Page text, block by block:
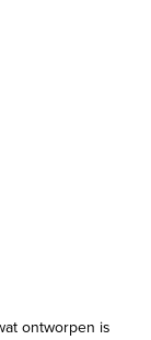
ontworpen is